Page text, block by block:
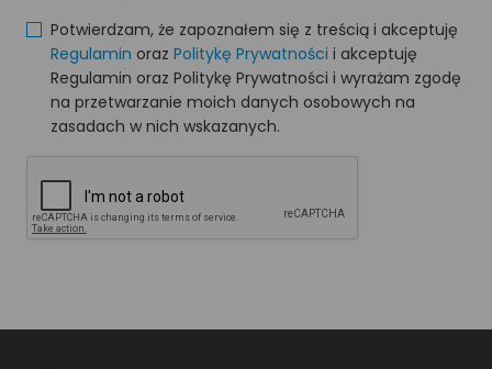
Potwierdzam, że zapoznałem się z treścią i akceptuję
Regulamin oraz Politykę Prywatności i akceptuję
Regulamin oraz Politykę Prywatności i wyrażam zgodę
na przetwarzanie moich danych osobowych na
zasadach w nich wskazanych.